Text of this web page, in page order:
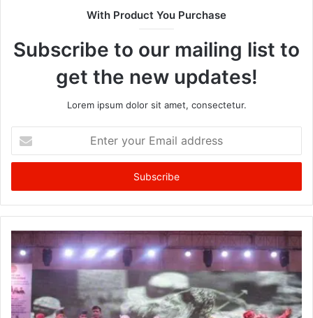
With Product You Purchase
Subscribe to our mailing list to
get the new updates!
Lorem ipsum dolor sit amet, consectetur.
your
Email